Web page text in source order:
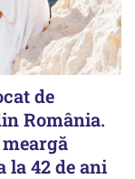
de
România.
la 42 de ani